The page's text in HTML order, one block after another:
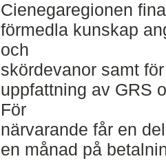
Cienegaregionen
förmedla kunskap
och
skördevanor samt
uppfattning av GRS
För
närvarande får en
en månad på